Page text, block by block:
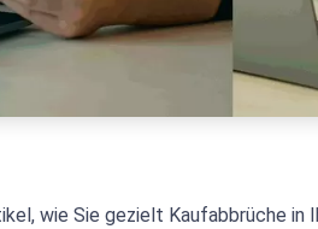
wie Sie gezielt Kaufabbrüche in